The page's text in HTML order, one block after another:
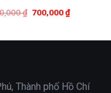
₫ Giá
700,000₫Giá
hiện
700,000 ₫.
Thành phố Hồ Chí